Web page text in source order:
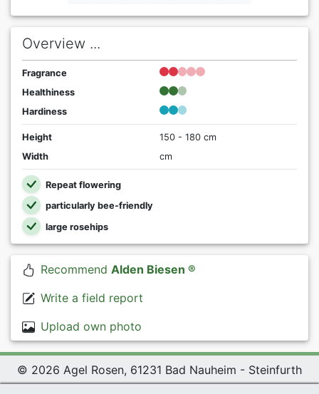
Overview ...
Fragrance
Healthiness
Hardiness
Height
150 - 180 cm
Width
cm
Repeat flowering
particularly bee-friendly
large rosehips
Recommend Alden Biesen ®
Write a field report
Upload own photo
© 2026 Agel Rosen, 61231 Bad Nauheim - Steinfurth